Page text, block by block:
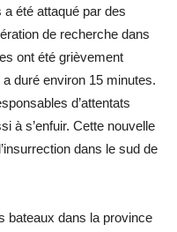
été attaqué par des
de recherche dans
ont été grièvement
duré environ 15 minutes.
d’attentats
à s’enfuir. Cette nouvelle
dans le sud de
bateaux dans la province